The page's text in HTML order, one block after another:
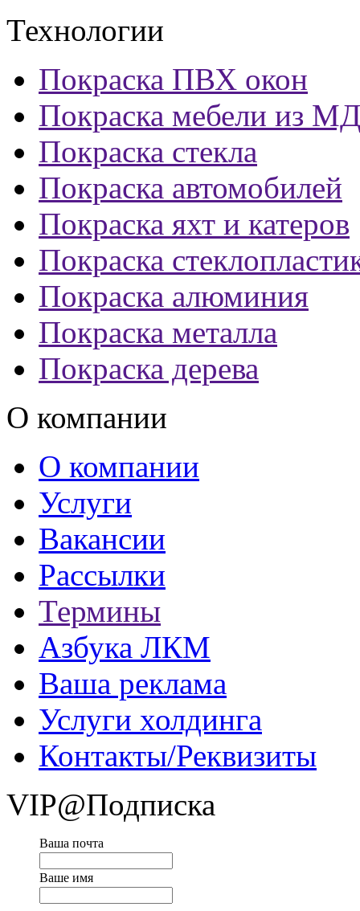
Технологии
Покраска ПВХ окон
Покраска мебели из
Покраска стекла
Покраска автомобилей
Покраска яхт и катеров
Покраска
Покраска алюминия
Покраска металла
Покраска дерева
О компании
О компании
Услуги
Вакансии
Рассылки
Термины
Азбука ЛКМ
Ваша реклама
Услуги холдинга
Контакты/Реквизиты
VIP@Подписка
Ваша почта
Ваше имя